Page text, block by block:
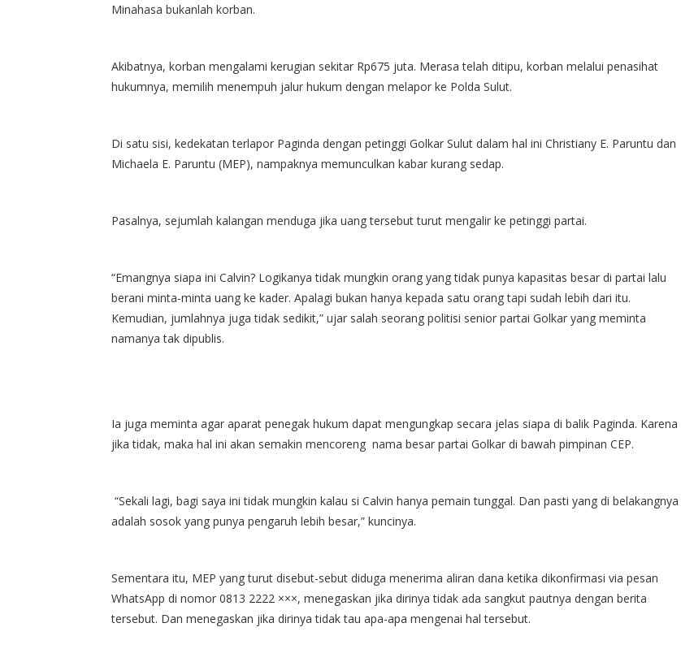
Minahasa bukanlah korban.
Akibatnya, korban mengalami kerugian sekitar Rp675 juta. Merasa telah ditipu, korban melalui penasihat
hukumnya, memilih menempuh jalur hukum dengan melapor ke Polda Sulut.
Di satu sisi, kedekatan terlapor Paginda dengan petinggi Golkar Sulut dalam hal ini Christiany E. Paruntu dan
Michaela E. Paruntu (MEP), nampaknya memunculkan kabar kurang sedap.
Pasalnya, sejumlah kalangan menduga jika uang tersebut turut mengalir ke petinggi partai.
“Emangnya siapa ini Calvin? Logikanya tidak mungkin orang yang tidak punya kapasitas besar di partai lalu
berani minta-minta uang ke kader. Apalagi bukan hanya kepada satu orang tapi sudah lebih dari itu.
Kemudian, jumlahnya juga tidak sedikit,” ujar salah seorang politisi senior partai Golkar yang meminta
namanya tak dipublis.
Ia juga meminta agar aparat penegak hukum dapat mengungkap secara jelas siapa di balik Paginda. Karena
jika tidak, maka hal ini akan semakin mencoreng nama besar partai Golkar di bawah pimpinan CEP.
“Sekali lagi, bagi saya ini tidak mungkin kalau si Calvin hanya pemain tunggal. Dan pasti yang di belakangnya
adalah sosok yang punya pengaruh lebih besar,” kuncinya.
Sementara itu, MEP yang turut disebut-sebut diduga menerima aliran dana ketika dikonfirmasi via pesan
WhatsApp di nomor 0813 2222 ×××, menegaskan jika dirinya tidak ada sangkut pautnya dengan berita
tersebut. Dan menegaskan jika dirinya tidak tau apa-apa mengenai hal tersebut.